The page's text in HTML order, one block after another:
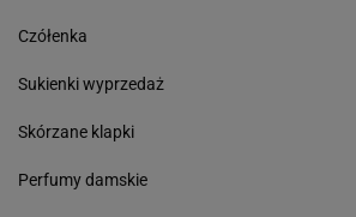
Czółenka
Sukienki wyprzedaż
Skórzane klapki
Perfumy damskie